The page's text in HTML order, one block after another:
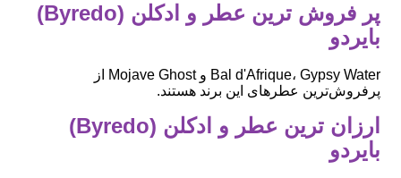
پر فروش ترین عطر و ادکلن (Byredo)
بایردو
Bal d'Afrique، Gypsy Water و Mojave Ghost از
پرفروش‌ترین عطرهای این برند هستند.
ارزان ترین عطر و ادکلن (Byredo)
بایردو